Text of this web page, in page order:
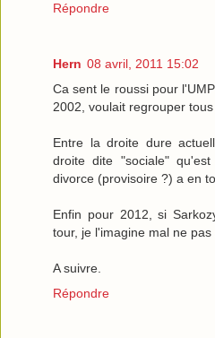
Répondre
Hern 08 avril, 2011 15:02
Ca sent le roussi pour
2002, voulait regrouper
Entre la droite dure
droite dite "sociale"
divorce (provisoire ?) a en
Enfin pour 2012, si
tour, je l'imagine mal ne
A suivre.
Répondre